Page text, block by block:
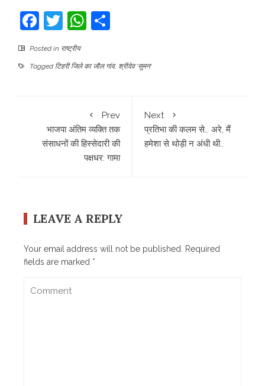
Facebook
TwitterWhatsApp
Posted in राष्ट्रीय
Tagged टिहरी जिले का जौल गांव, श्रीदेव ‘सुमन’
Prev
भाजपा अंतिम व्यक्ति तक
संसाधनों की हिस्सेदारी की
पक्षधर: गामा
Next
प्रतिभा की कलम से… अरे, मैं
हमेशा से थोड़ी न अंधी थी..
LEAVE A REPLY
Your email address will not be published.
Required
fields are marked *